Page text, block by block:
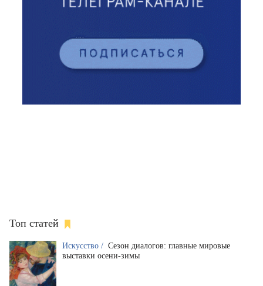
Топ статей
Искусство / Сезон диалогов: главные мировые
выставки осени-зимы